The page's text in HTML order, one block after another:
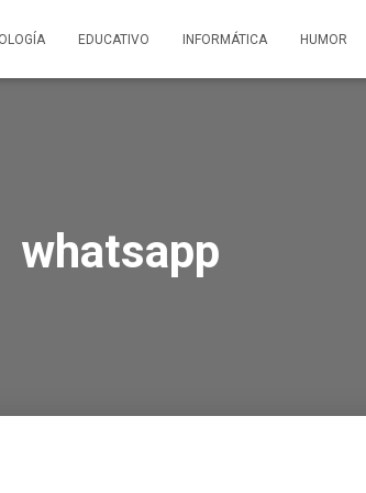
EDUCATIVO INFORMÁTICA HUMOR
whatsapp